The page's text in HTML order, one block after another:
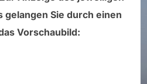
gelangen Sie durch einen
Vorschaubild: